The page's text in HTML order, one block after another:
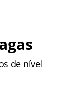
de nível